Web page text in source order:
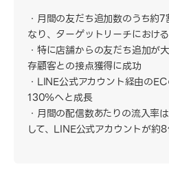
月間の友だち追加数のうち約
なり、ターゲットリーチにおけ
特に店舗からの友だち追加が
存顧客との接点獲得に成功
LINE公式アカウント経由の
130％へと成長
月間の配信数あたりの流入率
して、LINE公式アカウントが約